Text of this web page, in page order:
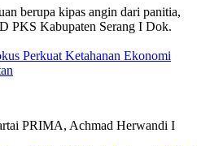
Perkuat Ketahanan Ekonomi